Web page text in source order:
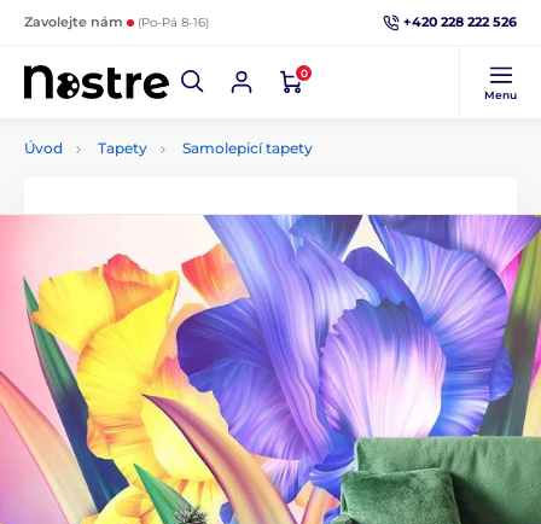
Zavolejte nám (Po-Pá 8-16) +420 228 222 526
0
Menu
Úvod Tapety Samolepicí tapety